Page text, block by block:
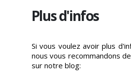
Plus d'infos
Si vous voulez avoir plus
nous vous recommandons
sur notre blog: